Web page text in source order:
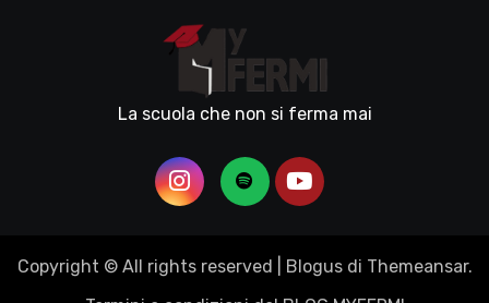
La scuola che non si ferma mai
Copyright © All rights reserved Blogusdi Themeansar.